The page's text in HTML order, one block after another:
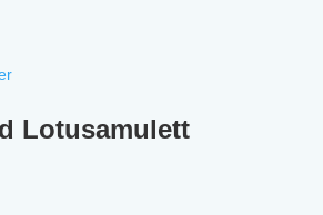
Lotusamulett